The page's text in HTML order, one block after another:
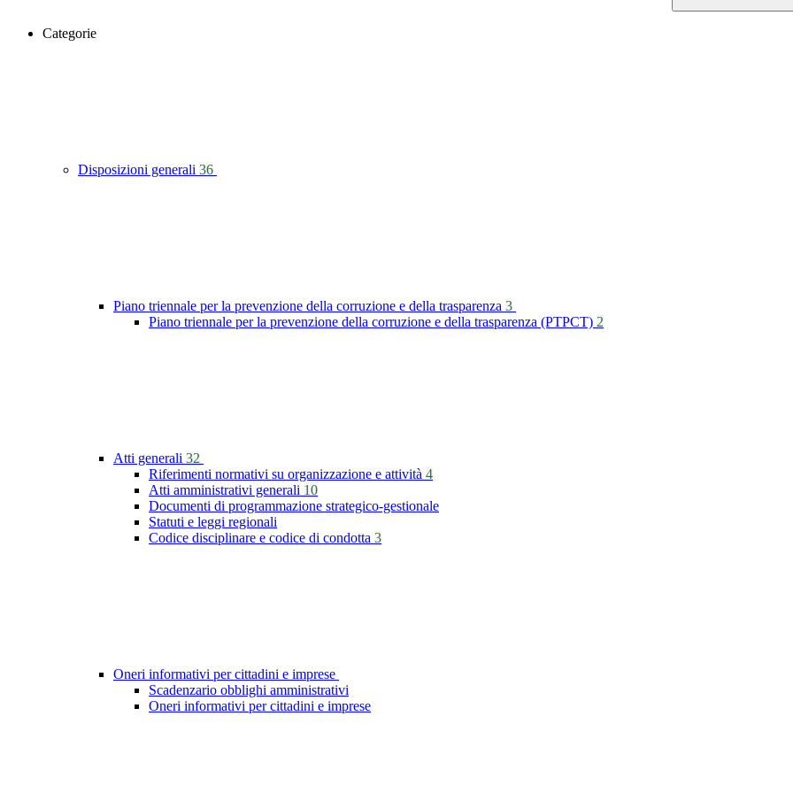
Categorie
Disposizioni generali 36
Piano triennale per la prevenzione della corruzione e della trasparenza 3
Piano triennale per la prevenzione della corruzione e della trasparenza (PTPCT) 2
Atti generali 32
Riferimenti normativi su organizzazione e attività 4
Atti amministrativi generali 10
Documenti di programmazione strategico-gestionale
Statuti e leggi regionali
Codice disciplinare e codice di condotta 3
Oneri informativi per cittadini e imprese
Scadenzario obblighi amministrativi
Oneri informativi per cittadini e imprese